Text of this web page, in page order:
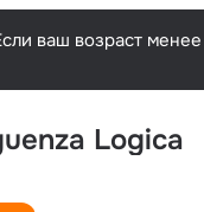
ваш возраст
Logica